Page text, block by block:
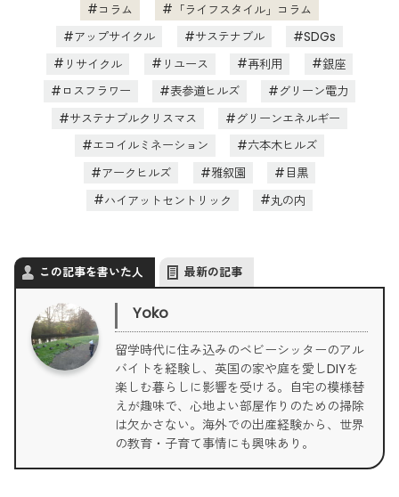
コラム
「ライフスタイル」コラム
アップサイクル
サステナブル
SDGs
リサイクル
リユース 再利用
銀座
ロスフラワー
表参道ヒルズ
グリーン電力
サステナブルクリスマス
グリーンエネルギー
エコイルミネーション
六本木ヒルズ
アークヒルズ
雅叙園
目黒
ハイアットセントリック
丸の内
この記事を書いた人 最新の記事
Yoko
留学時代に住み込みのベビーシッターのアル
バイトを経験し、英国の家や庭を愛しDIYを
楽しむ暮らしに影響を受ける。自宅の模様替
えが趣味で、心地よい部屋作りのための掃除
は欠かさない。海外での出産経験から、世界
の教育・子育て事情にも興味あり。